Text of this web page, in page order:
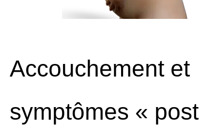
Accouchement et
symptômes « post